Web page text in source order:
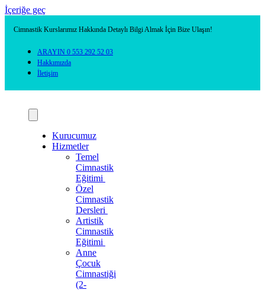
İçeriğe geç
Cimnastik Kurslarımız Hakkında Detaylı Bilgi Almak İçin Bize Ulaşın!
ARAYIN 0 553 292 52 03
Hakkımızda
İletişim
Kurucumuz
Hizmetler
Temel
Cimnastik
Eğitimi
Özel
Cimnastik
Dersleri
Artistik
Cimnastik
Eğitimi
Anne
Çocuk
Cimnastiği
(2-